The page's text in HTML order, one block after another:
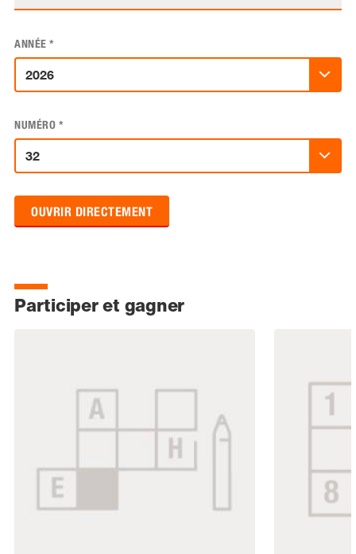
ANNÉE *
NUMÉRO *
OUVRIR DIRECTEMENT
Participer et gagner